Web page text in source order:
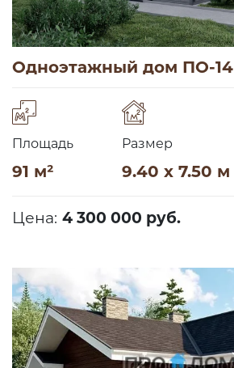
Одноэтажный дом ПО-14
Площадь
91 м²
Размер
9.40 x 7.50 м
Цена: 4 300 000 руб.